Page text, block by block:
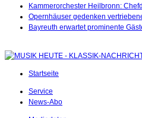
Kammerorchester Heilbronn:
Opernhäuser gedenken
Bayreuth erwartet prominente
Startseite
Service
News-Abo